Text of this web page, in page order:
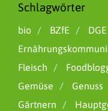
Schlagwörter
bio BZfE DGE
Fleisch
Gemüse
Genuss
Gärtnern